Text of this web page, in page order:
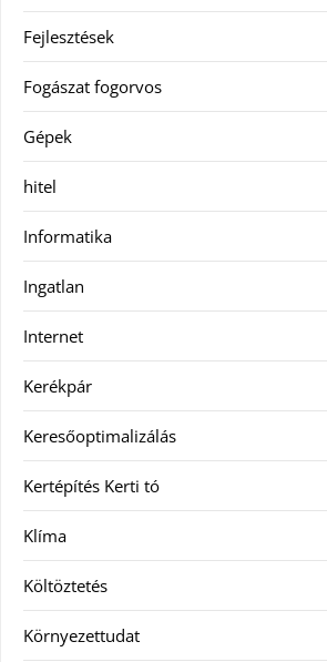
Fejlesztések
Fogászat fogorvos
Gépek
hitel
Informatika
Ingatlan
Internet
Kerékpár
Keresőoptimalizálás
Kertépítés Kerti tó
Klíma
Költöztetés
Környezettudat